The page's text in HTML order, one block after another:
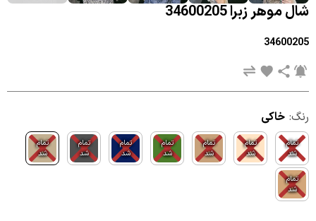
شال موهر زبرا 34600205
34600205
رنگ: خاکی
تمام
شد
تمام
شد
تمام
شد
تمام
شد
تمام
شد
تمام
شد
تمام
شد
تمام
شد